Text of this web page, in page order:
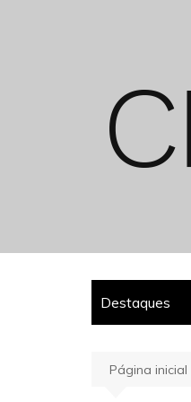
Destaques
Página inicial